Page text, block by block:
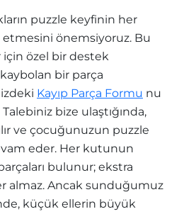
puzzle keyfinin her
önemsiyoruz. Bu
için özel bir destek
bir parça
Kayıp Parça Formu nu
bize ulaştığında,
ve çocuğunuzun puzzle
eder. Her kutunun
bulunur; ekstra
almaz. Ancak sunduğumuz
küçük ellerin büyük